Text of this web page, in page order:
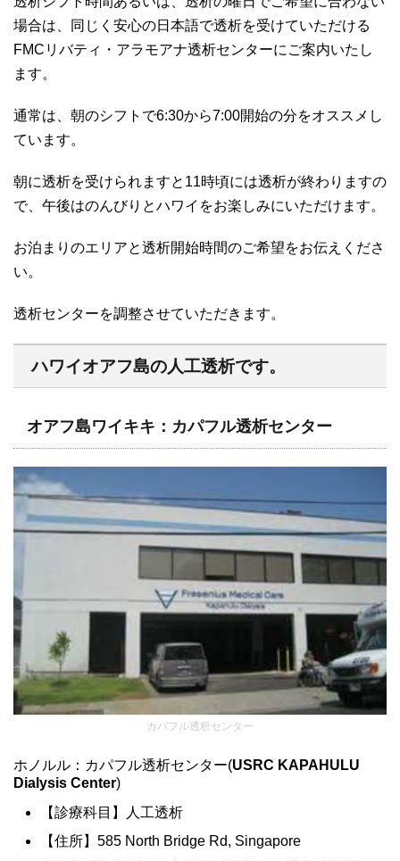
場合は、同じく安心の日本語で透析を受けていただける
FMCリバティ・アラモアナ透析センターにご案内いたし
ます。
通常は、朝のシフトで6:30から7:00開始の分をオススメし
ています。
朝に透析を受けられますと11時頃には透析が終わりますの
で、午後はのんびりとハワイをお楽しみにいただけます。
お泊まりのエリアと透析開始時間のご希望をお伝えくださ
い。
透析センターを調整させていただきます。
ハワイオアフ島の人工透析です。
オアフ島ワイキキ：カパフル透析センター
カパフル透析センター
ホノルル：カパフル透析センター(USRC KAPAHULU
Dialysis Center)
【診療科目】人工透析
【住所】585 North Bridge Rd, Singapore